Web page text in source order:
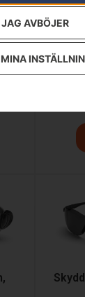
JAG AVBÖJER